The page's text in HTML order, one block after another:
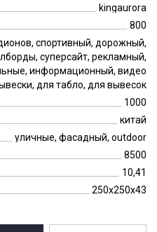
kingaurora
800
спортивный, дорожный,
суперсайт, рекламный,
информационный, видео
для табло, для вывесок
1000
китай
уличные, фасадный, outdoor
8500
10,41
250x250x43